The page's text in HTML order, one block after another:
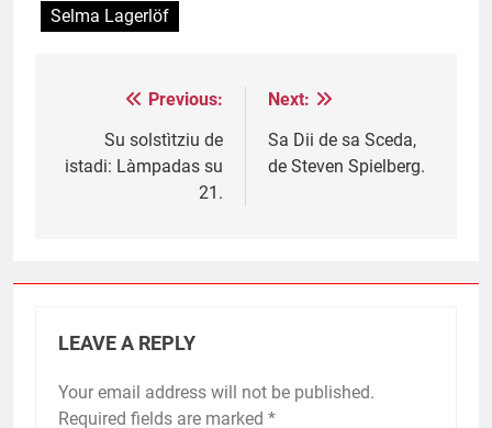
Selma Lagerlöf
navigation
Previous:
Su solstìtziu de
istadi: Làmpadas su
21.
Next:
Sa Dii de sa Sceda,
de Steven Spielberg.
LEAVE A REPLY
Your email address will not be published.
Required fields are marked *